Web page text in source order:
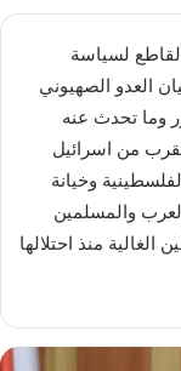
لسياسة
العدو الصهيوني
وما تحدث عنه
من اسرائيل
وخيانة
والمسلمين
منذ احتلالها